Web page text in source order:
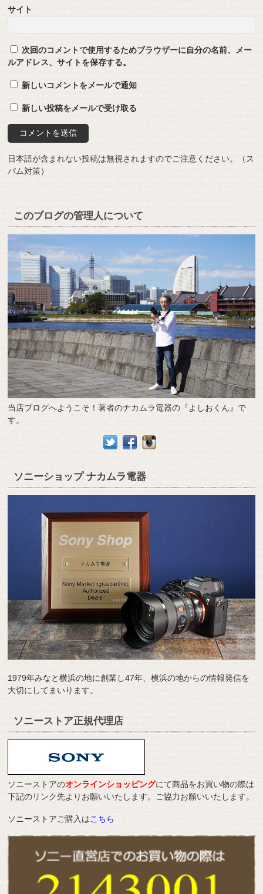
サイト
次回のコメントで使用するためブラウザーに自分の名前、メー
ルアドレス、サイトを保存する。
新しいコメントをメールで通知
新しい投稿をメールで受け取る
日本語が含まれない投稿は無視されますのでご注意ください。（ス
パム対策）
このブログの管理人について
当店ブログへようこそ！著者のナカムラ電器の『よしおくん』で
す。
ソニーショップ ナカムラ電器
1979年みなと横浜の地に創業し47年、横浜の地からの情報発信を
大切にしてまいります。
ソニーストア正規代理店
ソニーストアのオンラインショッピングにて商品をお買い物の際は
下記のリンク先よりお願いいたします。ご協力お願いいたします。
ソニーストアご購入はこちら